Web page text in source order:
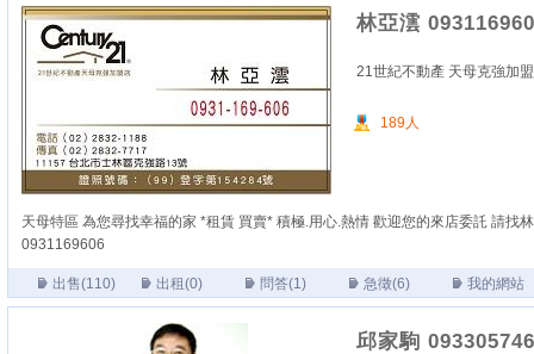
林亞澐
21世紀不動產 天母克強加
189人
天母特區 為您尋找幸福的家 *租賃 買賣* 積極.用心.熱情 歡迎您的來店委託 請找
0931169606
出售(110) 出租(0) 問答(1) 急徵(6) 我的網站
邱家駒